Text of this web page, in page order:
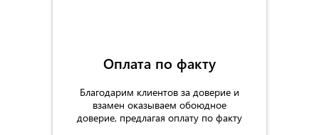
Оплата по факту
Благодарим клиентов за доверие и
взамен оказываем обоюдное
доверие, предлагая оплату по факту